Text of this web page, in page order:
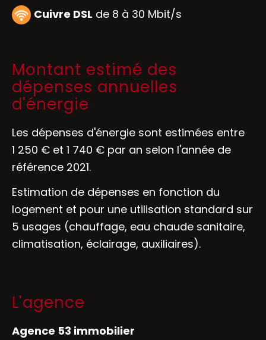
Cuivre DSL de 8 à 30 Mbit/s
Montant estimé des
dépenses annuelles
d'énergie
Les dépenses d'énergie sont estimées entre
1 250 € et 1 740 € par an selon l'année de
référence 2021.
Estimation de dépenses en fonction du
logement et pour une utilisation standard sur
5 usages (chauffage, eau chaude sanitaire,
climatisation, éclairage, auxiliaires).
L'agence
Agence 53 immobilier